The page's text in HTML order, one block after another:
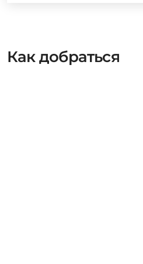
Как добраться